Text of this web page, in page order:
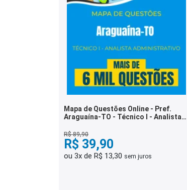
Mapa de Questões Online - Pref.
Araguaína-TO - Técnico I - Analista
R$ 89,90
R$ 39,90
ou 3x de R$ 13,30 sem juros